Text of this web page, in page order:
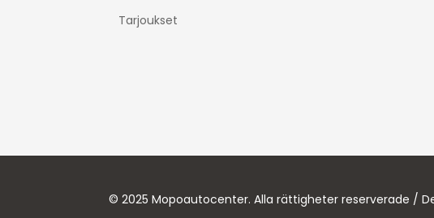
Tarjoukset
© 2025 Mopoautocenter. Alla rättigheter reserverade /